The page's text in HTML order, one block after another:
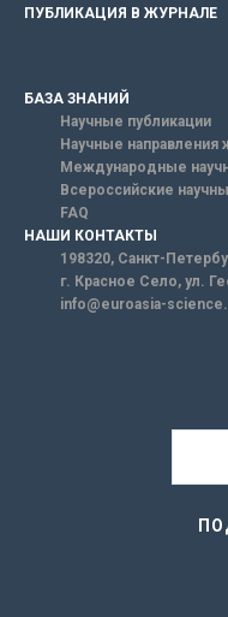
ПУБЛИКАЦИЯ В ЖУРНАЛЕ
БАЗА ЗНАНИЙ
Научные публикации
Научные направления
Международные
Всероссийские
FAQ
НАШИ КОНТАКТЫ
198320, Санкт-
г. Красное Село, ул.
info@euroasia-